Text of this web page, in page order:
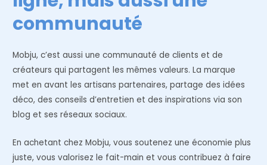
communauté
Mobju, c’est aussi une communauté de clients et de
créateurs qui partagent les mêmes valeurs. La marque
met en avant les artisans partenaires, partage des idées
déco, des conseils d’entretien et des inspirations via son
blog et ses réseaux sociaux.
En achetant chez Mobju, vous soutenez une économie plus
juste, vous valorisez le fait-main et vous contribuez à faire